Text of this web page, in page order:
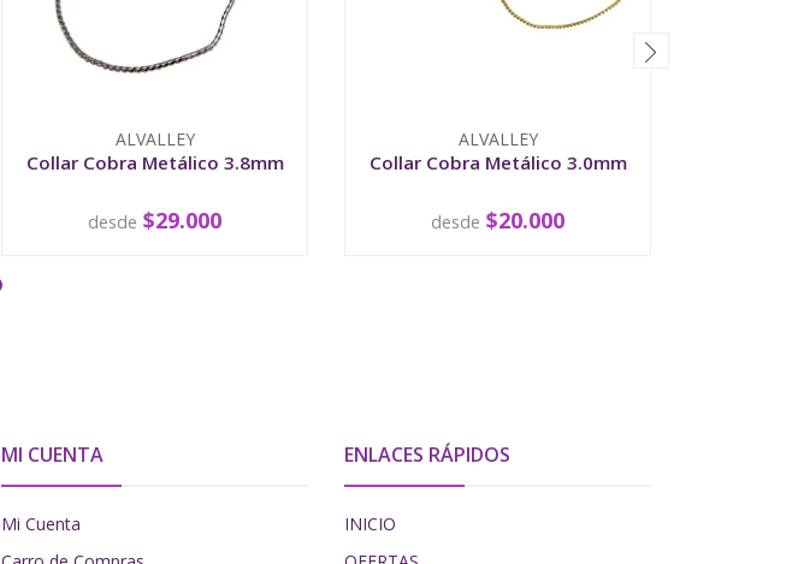
ALVALLEY
Collar Cobra Metálico 3.8mm
VER OPCIONES
desde $29.000
ALVALLEY
Collar Cobra Metálico 3.0mm
VER OPCIONES
desde $20.000
MI CUENTA
Mi Cuenta
ENLACES RÁPIDOS
INICIO